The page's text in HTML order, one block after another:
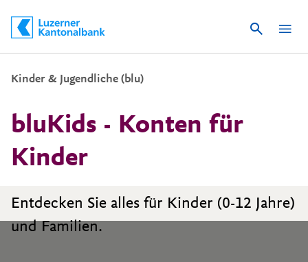
Suche
Kinder & Jugendliche (blu)
bluKids - Konten für
Kinder
Entdecken Sie alles für Kinder (0-12 Jahre)
und Familien.